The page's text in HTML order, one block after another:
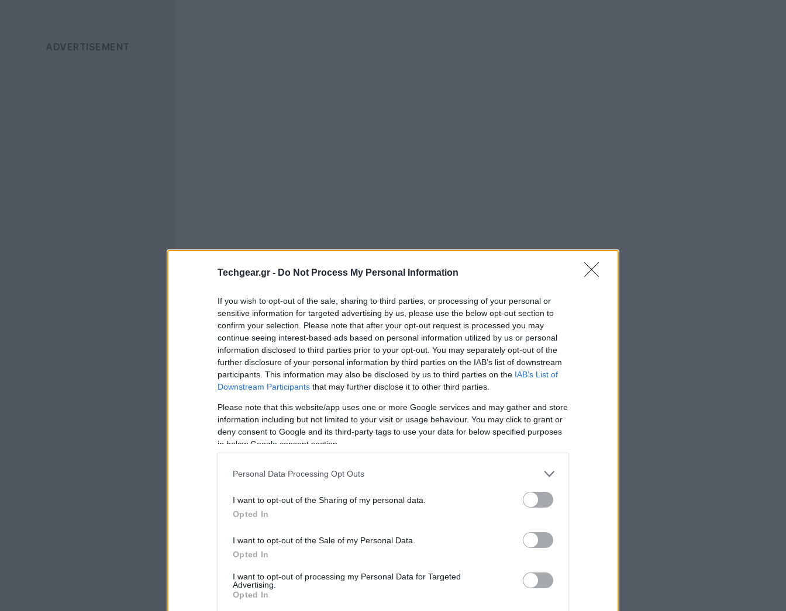
Techgear.gr - Do Not Process My Personal Information
If you wish to opt-out of the sale, sharing to third parties, or processing of your personal or
sensitive information for targeted advertising by us, please use the below opt-out section to
confirm your selection. Please note that after your opt-out request is processed you may
continue seeing interest-based ads based on personal information utilized by us or personal
information disclosed to third parties prior to your opt-out. You may separately opt-out of the
further disclosure of your personal information by third parties on the IAB’s list of downstream
participants. This information may also be disclosed by us to third parties on the IAB’s List of
Downstream Participants that may further disclose it to other third parties.
Please note that this website/app uses one or more Google services and may gather and store
information including but not limited to your visit or usage behaviour. You may click to grant or
deny consent to Google and its third-party tags to use your data for below specified purposes
in below Google consent section.
Personal Data Processing Opt Outs
I want to opt-out of the Sharing of my personal data.
Opted In
I want to opt-out of the Sale of my Personal Data.
Opted In
I want to opt-out of processing my Personal Data for Targeted
Advertising.
Opted In